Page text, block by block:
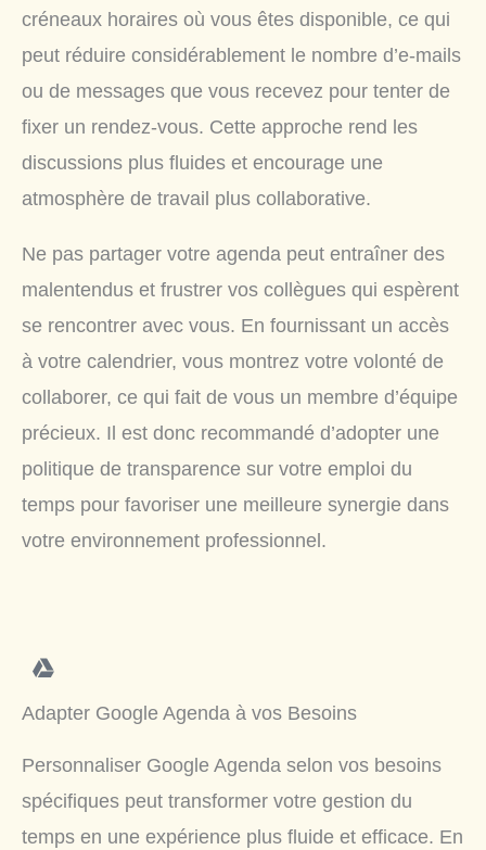
créneaux horaires où vous êtes disponible, ce qui
peut réduire considérablement le nombre d’e-mails
ou de messages que vous recevez pour tenter de
fixer un rendez-vous. Cette approche rend les
discussions plus fluides et encourage une
atmosphère de travail plus collaborative.
Ne pas partager votre agenda peut entraîner des
malentendus et frustrer vos collègues qui espèrent
se rencontrer avec vous. En fournissant un accès
à votre calendrier, vous montrez votre volonté de
collaborer, ce qui fait de vous un membre d’équipe
précieux. Il est donc recommandé d’adopter une
politique de transparence sur votre emploi du
temps pour favoriser une meilleure synergie dans
votre environnement professionnel.
Adapter Google Agenda à vos Besoins
Personnaliser Google Agenda selon vos besoins
spécifiques peut transformer votre gestion du
temps en une expérience plus fluide et efficace. En